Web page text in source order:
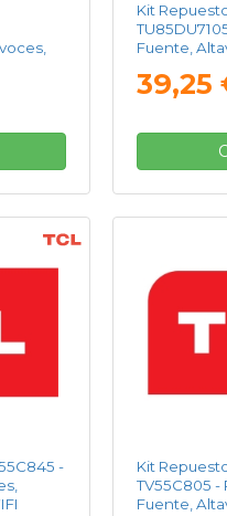
Kit
Fuente,
39,25
-
Kit
TV55C805 -
Fuente,